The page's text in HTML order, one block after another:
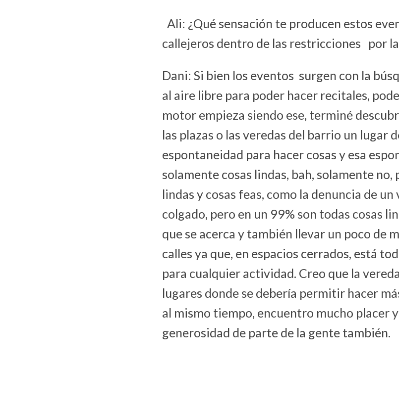
Ali: ¿Qué sensación te producen estos
callejeros dentro de las restricciones por
Dani: Si bien los eventos surgen con la
al aire libre para poder hacer recitales,
motor empieza siendo ese, terminé
las plazas o las veredas del barrio un lugar
espontaneidad para hacer cosas y esa
solamente cosas lindas, bah, solamente no,
lindas y cosas feas, como la denuncia de
colgado, pero en un 99% son todas cosas
que se acerca y también llevar un poco de
calles ya que, en espacios cerrados, está
para cualquier actividad. Creo que la
lugares donde se debería permitir hacer
al mismo tiempo, encuentro mucho placer
generosidad de parte de la gente también.